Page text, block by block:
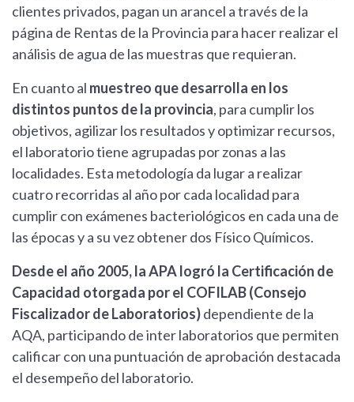
clientes privados, pagan un arancel a través de la
página de Rentas de la Provincia para hacer realizar el
análisis de agua de las muestras que requieran.
En cuanto al muestreo que desarrolla en los
distintos puntos de la provincia, para cumplir los
objetivos, agilizar los resultados y optimizar recursos,
el laboratorio tiene agrupadas por zonas a las
localidades. Esta metodología da lugar a realizar
cuatro recorridas al año por cada localidad para
cumplir con exámenes bacteriológicos en cada una de
las épocas y a su vez obtener dos Físico Químicos.
Desde el año 2005, la APA logró la Certificación de
Capacidad otorgada por el COFILAB (Consejo
Fiscalizador de Laboratorios)dependiente de la
AQA, participando de inter laboratorios que permiten
calificar con una puntuación de aprobación destacada
el desempeño del laboratorio.